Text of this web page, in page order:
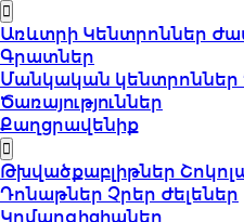
Առևտրի Կենտրոններ
Գրատներ
Մանկական կենտրոններ
Ծառայություններ
Քաղցրավենիք
Թխվածքաբլիթներ
Դոնաթներ Չրեր Ժելեներ
Կոմպոզիցիաներ